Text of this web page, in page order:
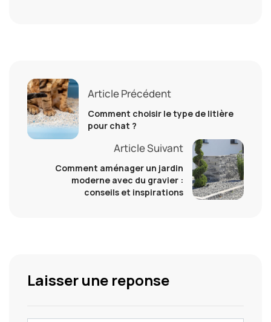
Article Précédent
Comment choisir le type de litière
pour chat ?
Article Suivant
Comment aménager un jardin
moderne avec du gravier :
conseils et inspirations
Laisser une reponse